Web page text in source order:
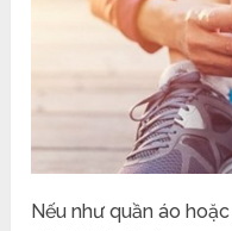
Nếu như quần áo